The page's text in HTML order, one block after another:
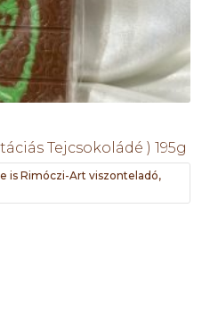
Tejcsokoládé ) 195g
is Rimóczi-Art viszonteladó,